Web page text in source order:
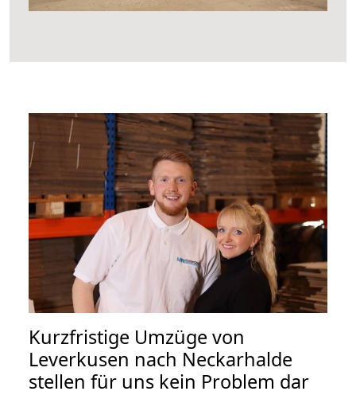
Kurzfristige Umzüge von
Leverkusen nach Neckarhalde
stellen für uns kein Problem dar